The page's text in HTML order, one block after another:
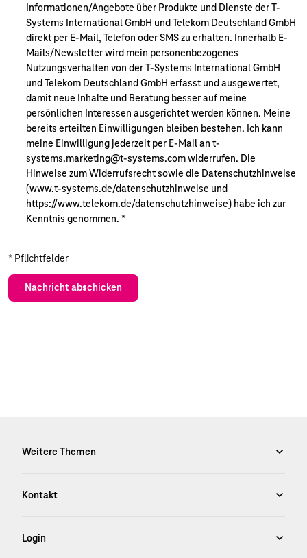
Informationen/Angebote über Produkte und Dienste der T-
Systems International GmbH und Telekom Deutschland GmbH
direkt per E-Mail, Telefon oder SMS zu erhalten. Innerhalb E-
Mails/Newsletter wird mein personenbezogenes
Nutzungsverhalten von der T-Systems International GmbH
und Telekom Deutschland GmbH erfasst und ausgewertet,
damit neue Inhalte und Beratung besser auf meine
persönlichen Interessen ausgerichtet werden können. Meine
bereits erteilten Einwilligungen bleiben bestehen. Ich kann
meine Einwilligung jederzeit per E-Mail an t-
systems.marketing@t-systems.com widerrufen. Die
Hinweise zum Widerrufsrecht sowie die Datenschutzhinweise
(www.t-systems.de/datenschutzhinweise und
https://www.telekom.de/datenschutzhinweise) habe ich zur
Kenntnis genommen. *
* Pflichtfelder
Nachricht abschicken